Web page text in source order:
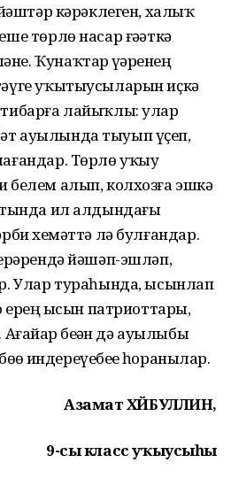
кәрәклеген, халыҡ
төрлө насар ғәҙәткә
Ҡунаҡтар үҙҙәренең
уҡытыусыларын иҫкә
лайыҡлы: улар
ауылында тыуып үҫеп,
Төрлө уҡыу
белем алып, колхозға эшкә
ил алдындағы
хеҙмәттә лә булғандар.
йәшәп-эшләп,
Улар тураһында, ысынлап
ысын патриоттары,
беҙҙән дә ауылыбыҙ
индереүебеҙҙе һоранылар.
Азамат ХӘЙБУЛЛИН,
9-сы класс уҡыусыһы